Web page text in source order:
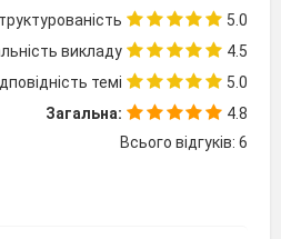
5.0
викладу
4.5
темі
5.0
Загальна:
4.8
Всього відгуків: 6